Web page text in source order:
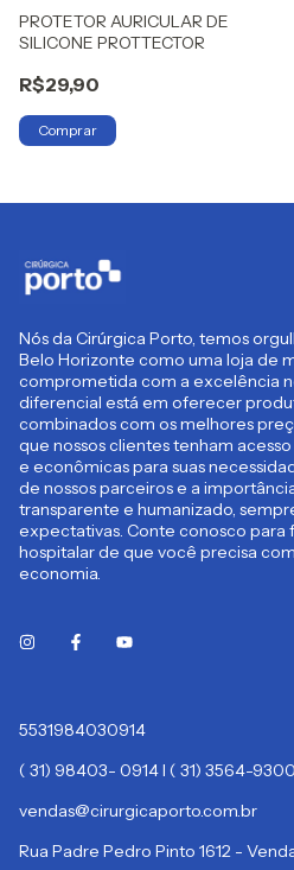
PROTETOR AURICULAR DE
SILICONE PROTTECTOR
R$29,90
Nós da Cirúrgica Porto, temos
Belo Horizonte como uma loja de
comprometida com a excelência
diferencial está em oferecer
combinados com os melhores
que nossos clientes tenham
e econômicas para suas
de nossos parceiros e a
transparente e humanizado,
expectativas. Conte conosco para
hospitalar de que você precisa
economia.
5531984030914
( 31) 98403- 0914 I ( 31) 3564-9300
vendas@cirurgicaporto.com.br
Rua Padre Pedro Pinto 1612 -